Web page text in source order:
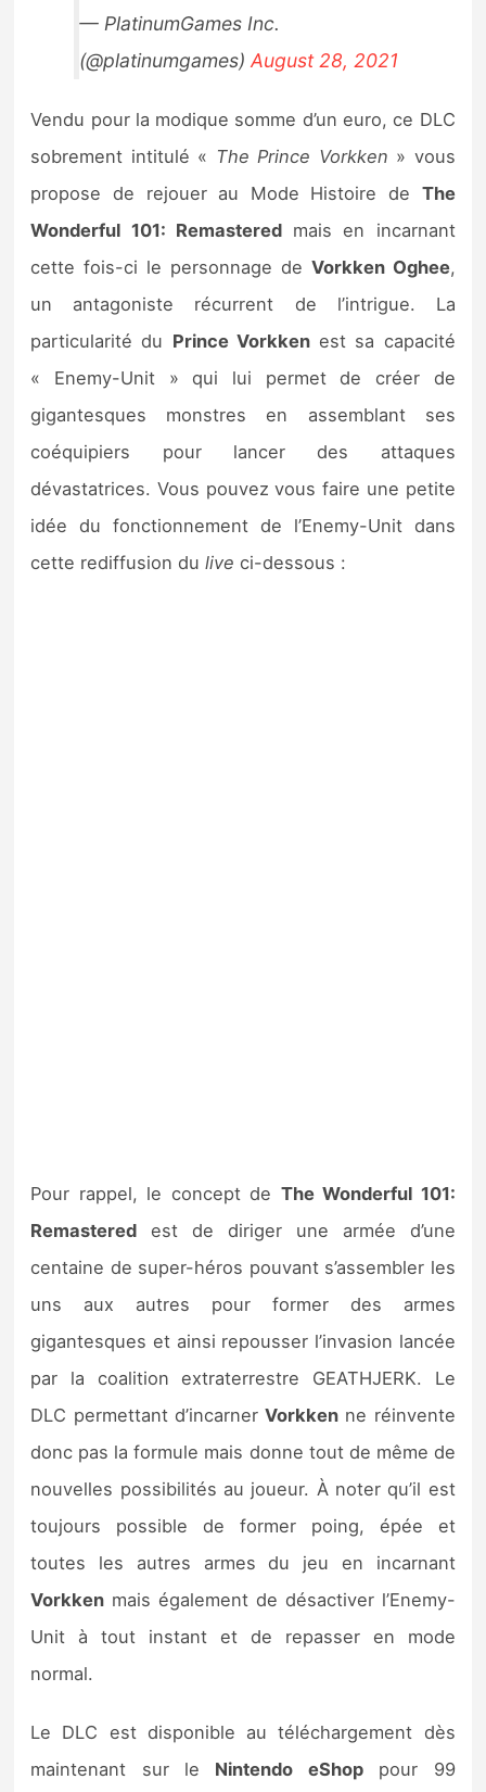
— PlatinumGames Inc.
(@platinumgames)August 28, 2021
Vendu pour la modique somme d’un euro, ce DLC
sobrement intitulé « The Prince Vorkken » vous
propose de rejouer au Mode Histoire de The
Wonderful 101: Remasteredmais en incarnant
cette fois-ci le personnage de Vorkken Oghee,
un antagoniste récurrent de l’intrigue. La
particularité du Prince Vorkkenest sa capacité
« Enemy-Unit » qui lui permet de créer de
gigantesques monstres en assemblant ses
coéquipiers pour lancer des attaques
dévastatrices. Vous pouvez vous faire une petite
idée du fonctionnement de l’Enemy-Unit dans
cette rediffusion dulive ci-dessous :
Pour rappel, le concept de The Wonderful 101:
Remastered est de diriger une armée d’une
centaine de super-héros pouvant s’assembler les
uns aux autres pour former des armes
gigantesques et ainsi repousser l’invasion lancée
par la coalition extraterrestre GEATHJERK. Le
DLC permettant d’incarnerVorkken ne réinvente
donc pas la formule mais donne tout de même de
nouvelles possibilités au joueur. À noter qu’il est
toujours possible de former poing, épée et
toutes les autres armes du jeu en incarnant
Vorkken mais également de désactiver l’Enemy-
Unit à tout instant et de repasser en mode
normal.
Le DLC est disponible au téléchargement dès
maintenant sur le Nintendo eShoppour 99